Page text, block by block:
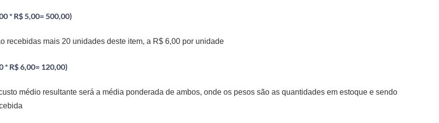
* R$ 5,00= 500,00)
recebidas mais 20 unidades deste item, a R$ 6,00 por unidade
* R$ 6,00= 120,00)
médio resultante será a média ponderada de ambos, onde os pesos são as quantidades em estoque e sendo